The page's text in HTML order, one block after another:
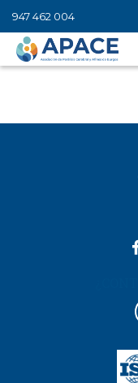
947 462 004